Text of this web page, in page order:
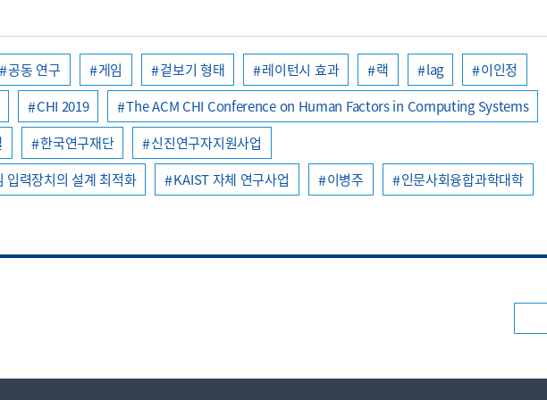
공동 연구 게임 겉보기 형태 레이턴시 효과 랙 lag
이인정
CHI 2019
The ACM CHI Conference on Human Factors in Computing Systems
한국연구재단
신진연구자지원사업
입력장치의 설계 최적화
KAIST 자체 연구사업 이병주
인문사회융합과학대학